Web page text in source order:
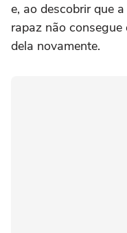
e, ao descobrir que
rapaz não
dela novamente.